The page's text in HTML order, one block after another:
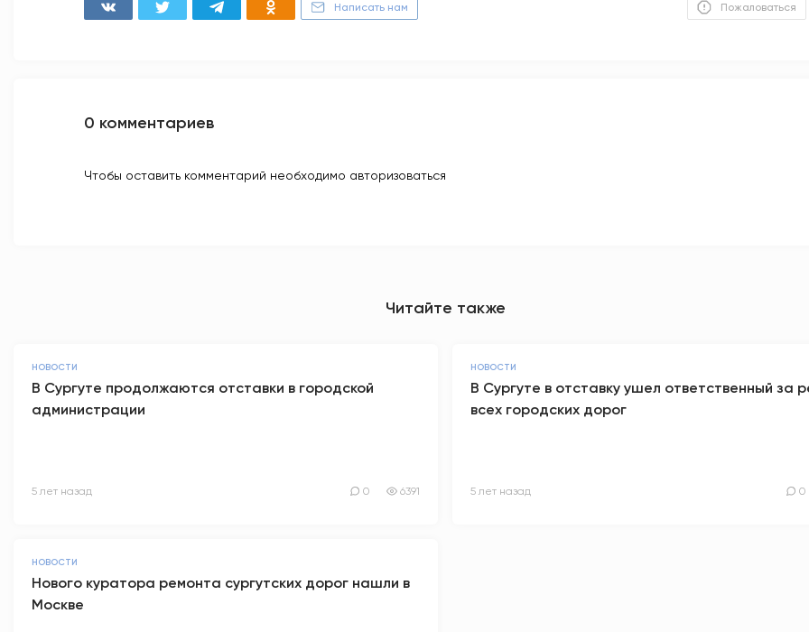
Написать нам Пожаловаться
0 комментариев
Чтобы оставить комментарий необходимо авторизоваться
Читайте также
НОВОСТИ
В Сургуте продолжаются отставки в городской
администрации
5 лет назад 0 6391
НОВОСТИ
В Сургуте в отставку ушел ответственный за
всех городских дорог
5 лет назад 0
НОВОСТИ
Нового куратора ремонта сургутских дорог нашли в
Москве